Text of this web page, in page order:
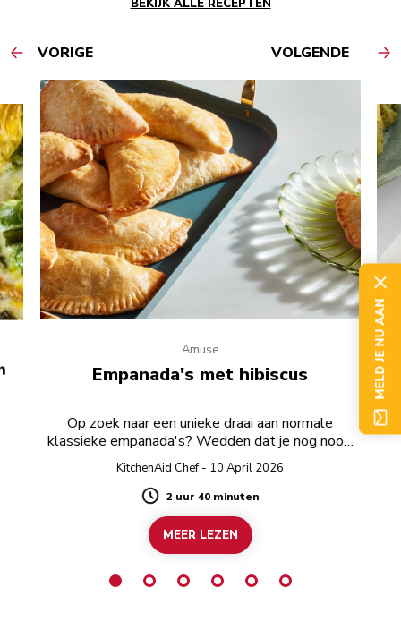
VORIGE VOLGENDE
Amuse
Empanada's met hibiscus
Op zoek naar een unieke draai aan normale
klassieke empanada's? Wedden dat je nog nooit
aan hibiscus hebt gedacht?
KitchenAid Chef - 10 April 2026
Duration
2 uur 40 minuten
MEER LEZEN
MELD JE NU AAN